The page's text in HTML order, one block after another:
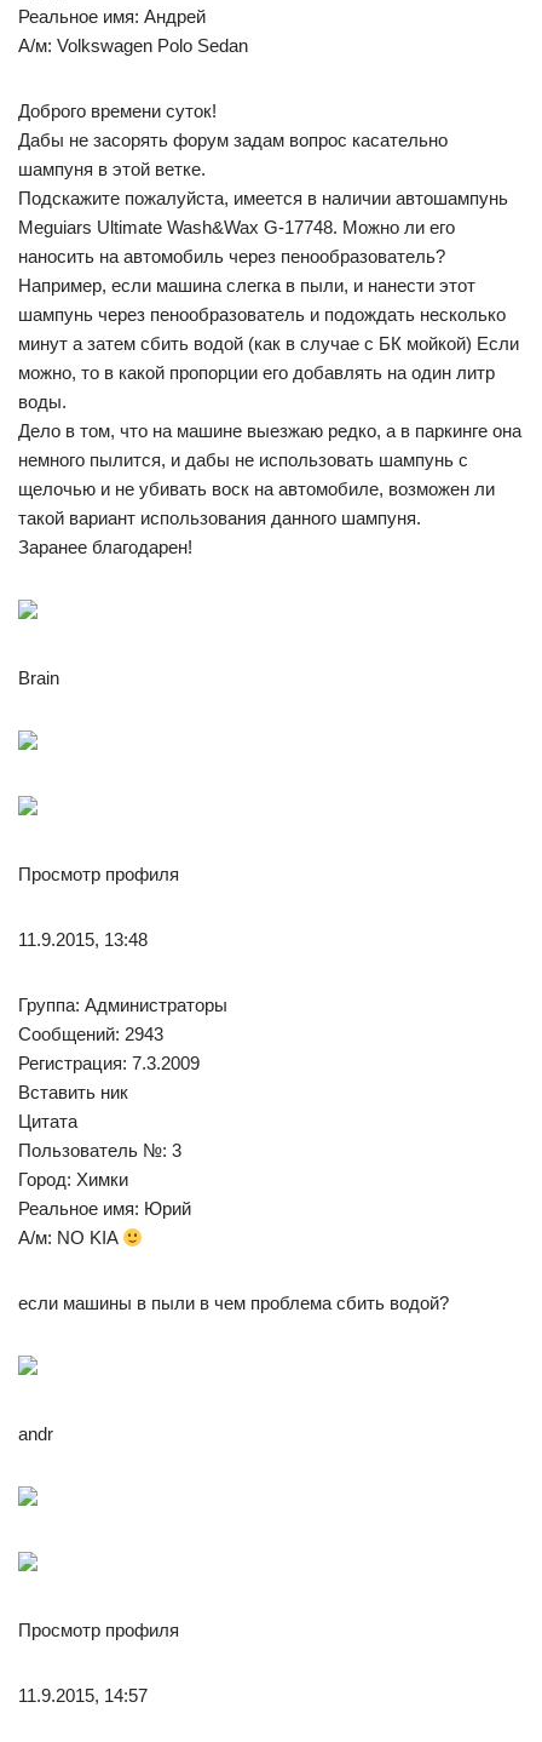
Реальное имя: Андрей
А/м: Volkswagen Polo Sedan
Доброго времени суток!
Дабы не засорять форум задам вопрос касательно
шампуня в этой ветке.
Подскажите пожалуйста, имеется в наличии автошампунь
Meguiars Ultimate Wash&Wax G-17748. Можно ли его
наносить на автомобиль через пенообразователь?
Например, если машина слегка в пыли, и нанести этот
шампунь через пенообразователь и подождать несколько
минут а затем сбить водой (как в случае с БК мойкой) Если
можно, то в какой пропорции его добавлять на один литр
воды.
Дело в том, что на машине выезжаю редко, а в паркинге она
немного пылится, и дабы не использовать шампунь с
щелочью и не убивать воск на автомобиле, возможен ли
такой вариант использования данного шампуня.
Заранее благодарен!
Brain
Просмотр профиля
11.9.2015, 13:48
Группа: Администраторы
Сообщений: 2943
Регистрация: 7.3.2009
Вставить ник
Цитата
Пользователь №: 3
Город: Химки
Реальное имя: Юрий
А/м: NO KIA
если машины в пыли в чем проблема сбить водой?
andr
Просмотр профиля
11.9.2015, 14:57